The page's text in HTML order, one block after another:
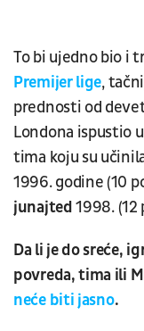
To bi ujedno bio i
Premijer lige,
prednosti od
Londona ispustio
tima koju su
1996. godine (10
junajted1998. (12
Da li je do sreće,
povreda, tima ili
neće biti jasno.